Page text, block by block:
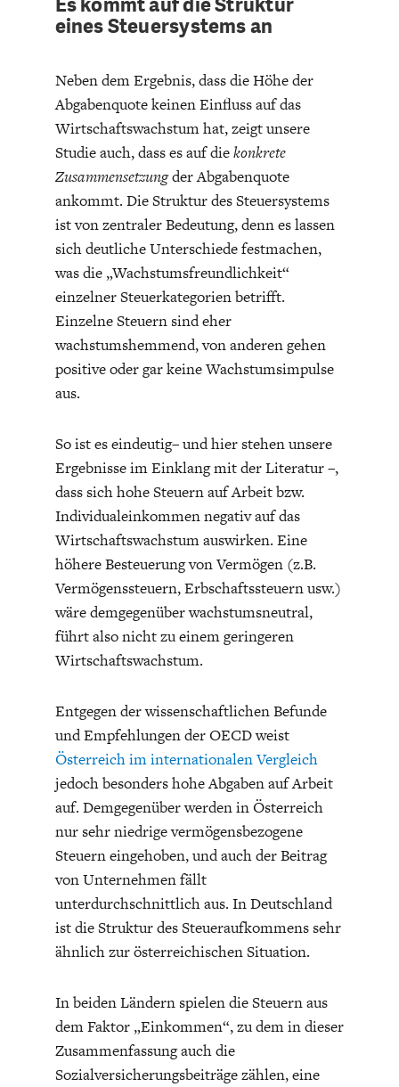
Es kommt auf die Struktur
eines Steuersystems an
Neben dem Ergebnis, dass die Höhe der
Abgabenquote keinen Einfluss auf das
Wirtschaftswachstum hat, zeigt unsere
Studie auch, dass es auf diekonkrete
Zusammensetzungder Abgabenquote
ankommt. Die Struktur des Steuersystems
ist von zentraler Bedeutung, denn es lassen
sich deutliche Unterschiede festmachen,
was die „Wachstumsfreundlichkeit“
einzelner Steuerkategorien betrifft.
Einzelne Steuern sind eher
wachstumshemmend, von anderen gehen
positive oder gar keine Wachstumsimpulse
aus.
So ist es eindeutig– und hier stehen unsere
Ergebnisse im Einklang mit der Literatur –,
dass sich hohe Steuern auf Arbeit bzw.
Individualeinkommen negativ auf das
Wirtschaftswachstum auswirken. Eine
höhere Besteuerung von Vermögen (z.B.
Vermögenssteuern, Erbschaftssteuern usw.)
wäre demgegenüber wachstumsneutral,
führt also nicht zu einem geringeren
Wirtschaftswachstum.
Entgegen der wissenschaftlichen Befunde
und Empfehlungen der OECD weist
Österreich im internationalen Vergleich
jedoch besonders hohe Abgaben auf Arbeit
auf. Demgegenüber werden in Österreich
nur sehr niedrige vermögensbezogene
Steuern eingehoben, und auch der Beitrag
von Unternehmen fällt
unterdurchschnittlich aus. In Deutschland
ist die Struktur des Steueraufkommens sehr
ähnlich zur österreichischen Situation.
In beiden Ländern spielen die Steuern aus
dem Faktor „Einkommen“, zu dem in dieser
Zusammenfassung auch die
Sozialversicherungsbeiträge zählen, eine